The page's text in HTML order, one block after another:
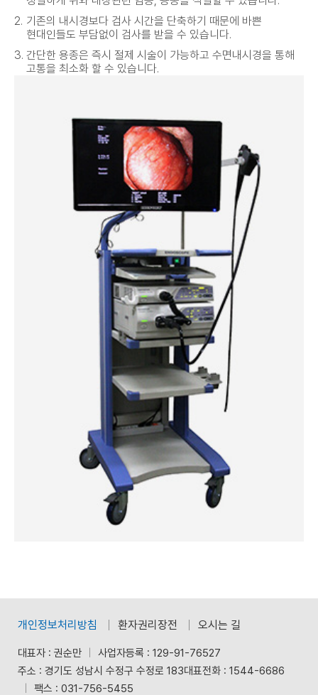
기존의 내시경보다 검사 시간을 단축하기 때문에 바쁜
현대인들도 부담없이 검사를 받을 수 있습니다.
간단한 용종은 즉시 절제 시술이 가능하고 수면내시경을 통해
고통을 최소화 할 수 있습니다.
개인정보처리방침 환자권리장전 오시는 길
대표자 : 권순만
사업자등록 : 129-91-76527
주소 : 경기도 성남시 수정구 수정로 183대표전화 : 1544-6686
팩스 : 031-756-5455